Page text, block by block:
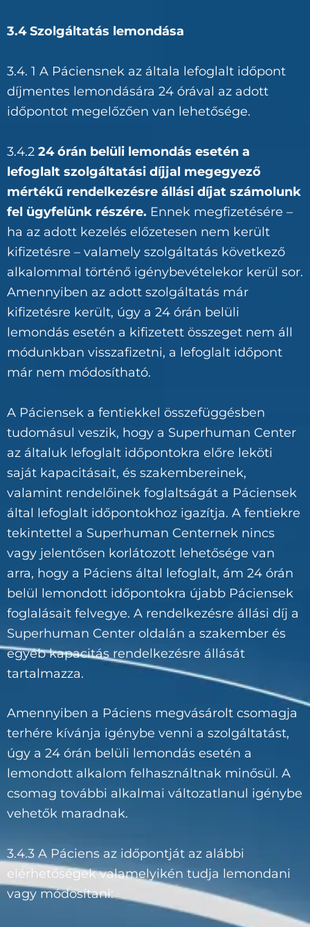
3.4 Szolgáltatás lemondása
3.4. 1 A Páciensnek az általa lefoglalt időpont
díjmentes lemondására 24 órával az adott
időpontot megelőzően van lehetősége.
3.4.2 24 órán belüli lemondás esetén a
lefoglalt szolgáltatási díjjal megegyező
mértékű rendelkezésre állási díjat számolunk
fel ügyfelünk részére. Ennek megfizetésére –
ha az adott kezelés előzetesen nem került
kifizetésre – valamely szolgáltatás következő
alkalommal történő igénybevételekor kerül sor.
Amennyiben az adott szolgáltatás már
kifizetésre került, úgy a 24 órán belüli
lemondás esetén a kifizetett összeget nem áll
módunkban visszafizetni, a lefoglalt időpont
már nem módosítható.
A Páciensek a fentiekkel összefüggésben
tudomásul veszik, hogy a Superhuman Center
az általuk lefoglalt időpontokra előre leköti
saját kapacitásait, és szakembereinek,
valamint rendelőinek foglaltságát a Páciensek
által lefoglalt időpontokhoz igazítja. A fentiekre
tekintettel a Superhuman Centernek nincs
vagy jelentősen korlátozott lehetősége van
arra, hogy a Páciens által lefoglalt, ám 24 órán
belül lemondott időpontokra újabb Páciensek
foglalásait felvegye. A rendelkezésre állási díj a
Superhuman Center oldalán a szakember és
egyéb kapacitás rendelkezésre állását
tartalmazza.
Amennyiben a Páciens megvásárolt csomagja
terhére kívánja igénybe venni a szolgáltatást,
úgy a 24 órán belüli lemondás esetén a
lemondott alkalom felhasználtnak minősül. A
csomag további alkalmai változatlanul igénybe
vehetők maradnak.
3.4.3 A Páciens az időpontját az alábbi
elérhetőségek valamelyikén tudja lemondani
vagy módosítani: